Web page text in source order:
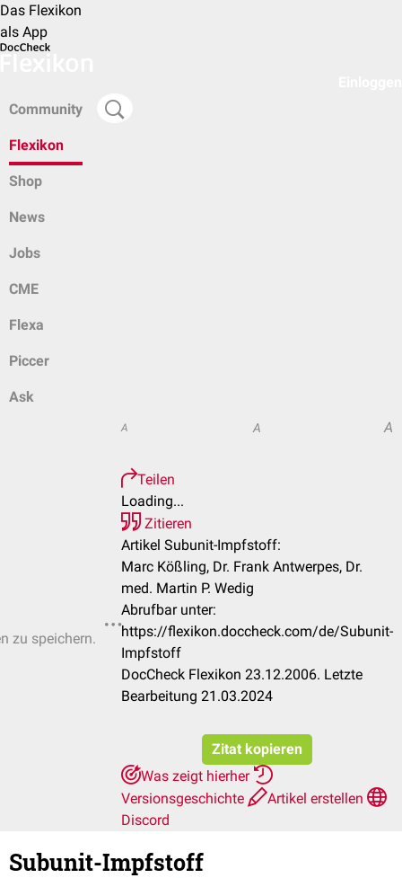
Das Flexikon
als App
Community
Flexikon
Shop
News
Jobs
CME
Flexa
Piccer
Ask
zu speichern.
A A A
Teilen
Loading...
Zitieren
Artikel Subunit-Impfstoff:
Marc Kößling, Dr. Frank Antwerpes, Dr.
med. Martin P. Wedig
Abrufbar unter:
https://flexikon.doccheck.com/de/Subunit-
Impfstoff
DocCheck Flexikon 23.12.2006. Letzte
Bearbeitung 21.03.2024
Zitat kopieren
Was zeigt hierher
Versionsgeschichte
Artikel erstellen
Discord
Subunit-Impfstoff